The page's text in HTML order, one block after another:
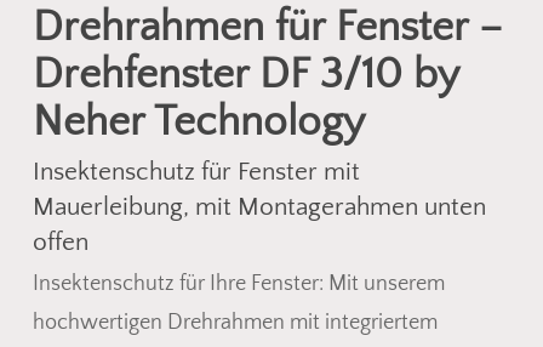
Drehrahmen für Fenster –
Drehfenster DF 3/10 by
Neher Technology
Insektenschutz für Fenster mit
Mauerleibung, mit Montagerahmen unten
offen
Insektenschutz für Ihre Fenster: Mit unserem
hochwertigen Drehrahmen mit integriertem